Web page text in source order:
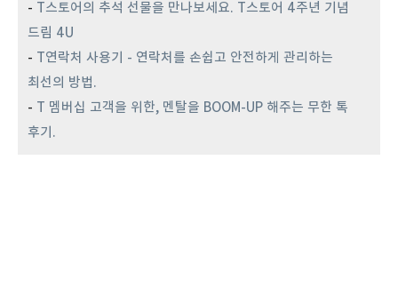
- T스토어의 추석 선물을 만나보세요. T스토어 4주년 기념
드림 4U
- T연락처 사용기 - 연락처를 손쉽고 안전하게 관리하는
최선의 방법.
- T 멤버십 고객을 위한, 멘탈을 BOOM-UP 해주는 무한 톡
후기.